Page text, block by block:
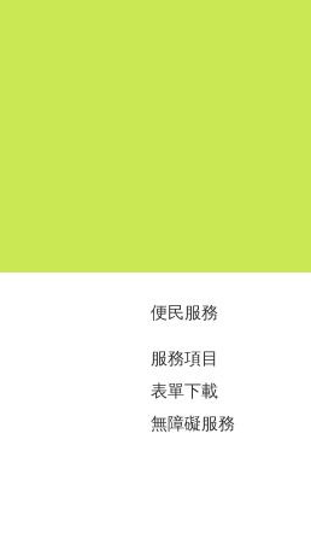
便民服務
服務項目
表單下載
無障礙服務